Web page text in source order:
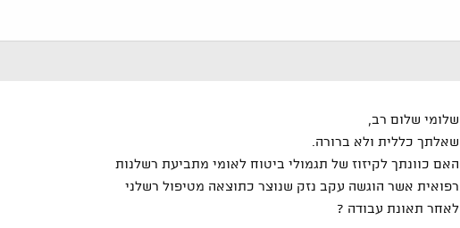
שלומי שלום רב,
שאלתך כללית ולא ברורה.
האם כוונתך לקיזוז של תגמולי ביטוח לאומי מתביעת רשלנות
רפואית אשר הוגשה עקב נזק שנוצר כתוצאה מטיפול רשלני
לאחר תאונת עבודה ?